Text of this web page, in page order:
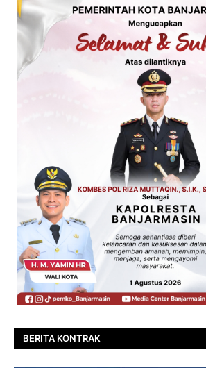
BERITA KONTRAK